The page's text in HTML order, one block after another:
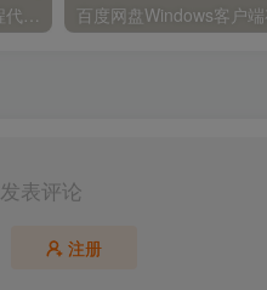
表评论
注册